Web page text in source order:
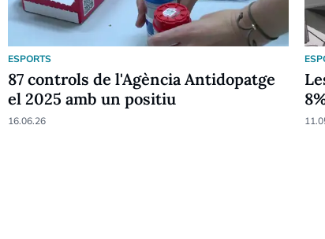
ESPORTS
87 controls de l'Agència Antidopatge
el 2025 amb un positiu
16.06.26